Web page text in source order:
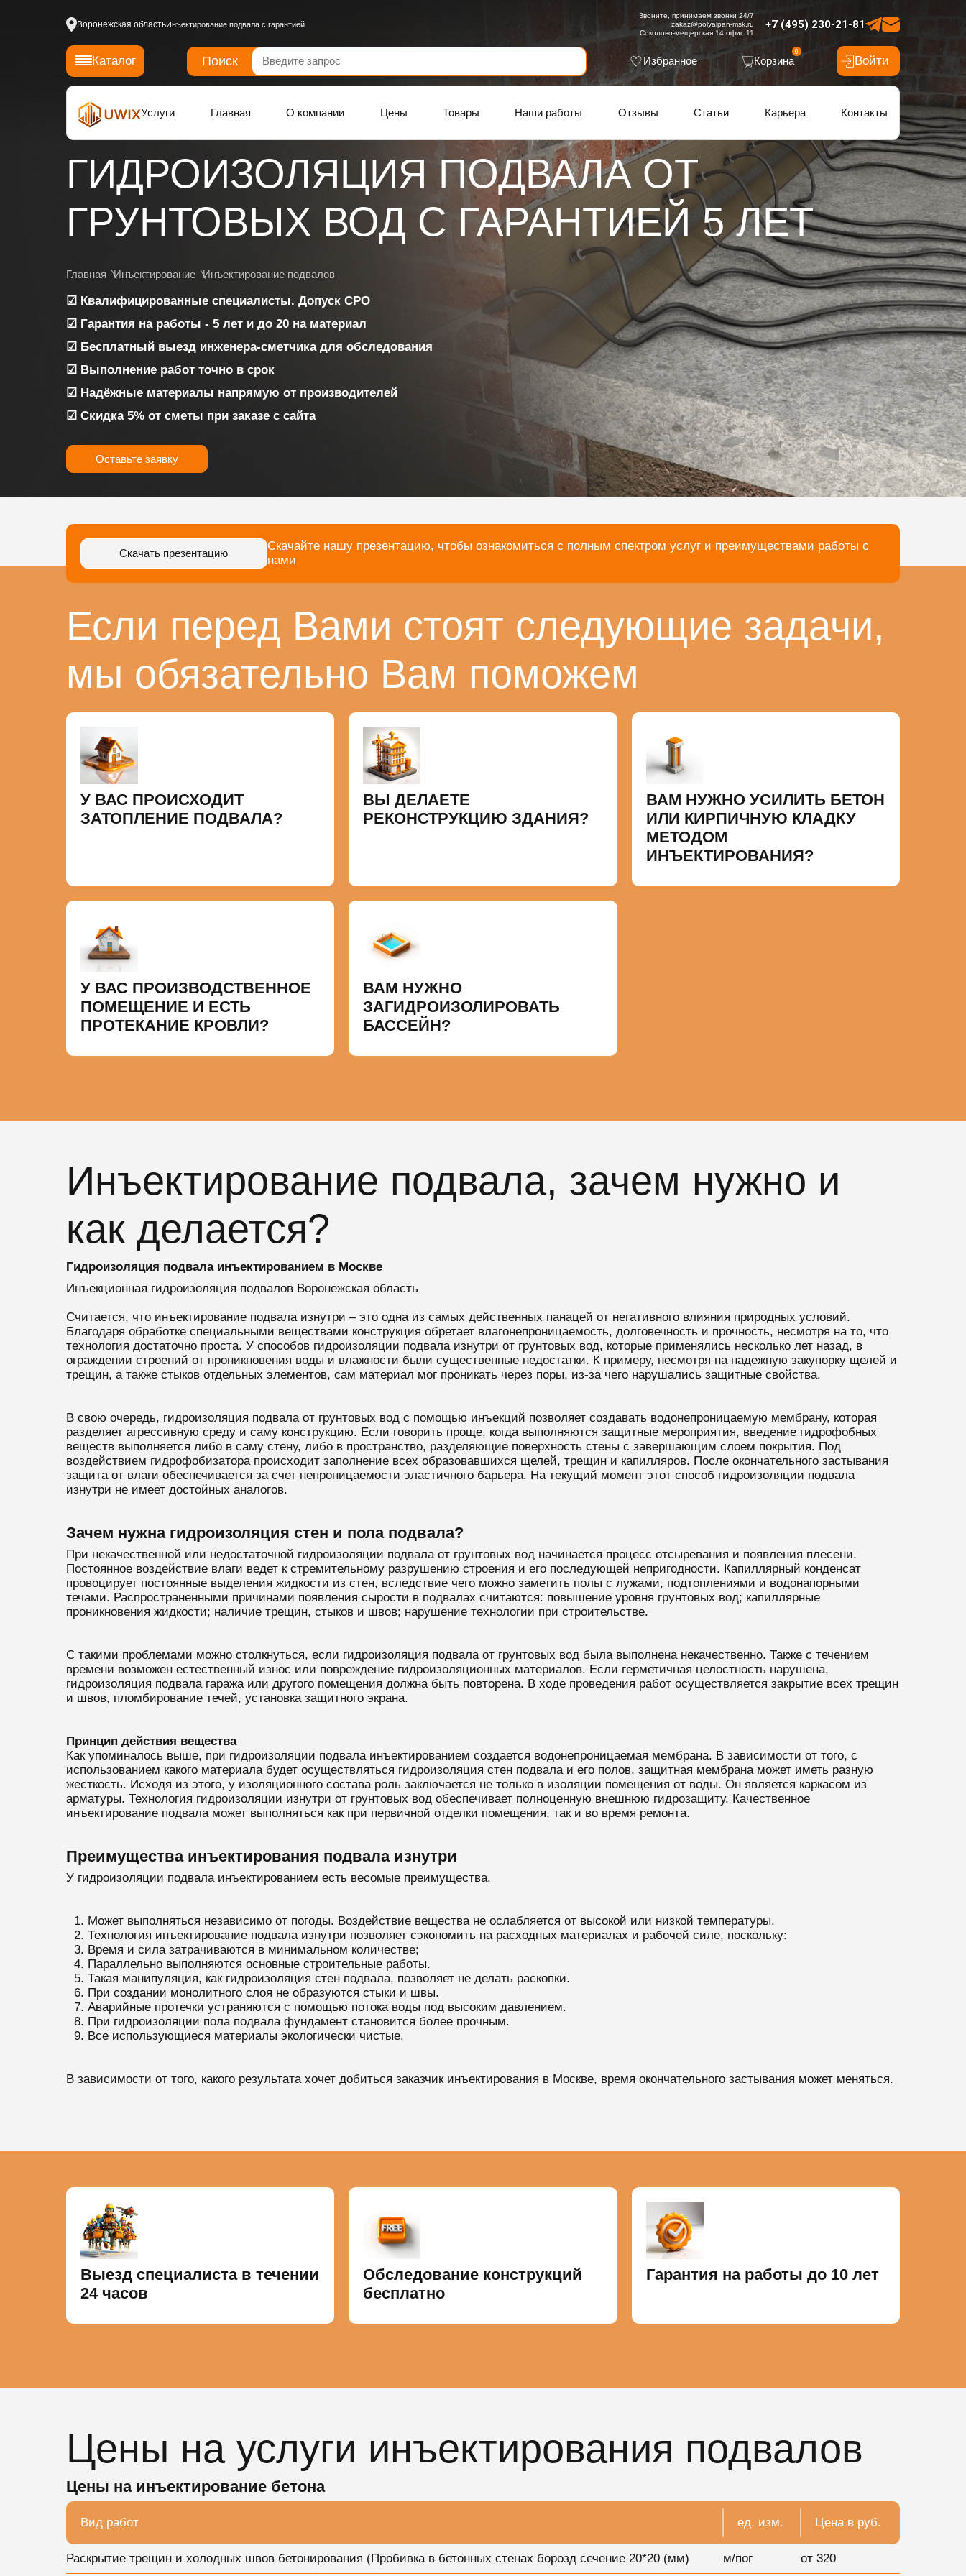
Воронежская областьИнъектирование подвала с гарантией +7 (495) 230-21-81
Звоните, принимаем звонки 24/7
zakaz@polyalpan-msk.ru
Соколово-мещерская 14 офис 11
Каталог Поиск Избранное Корзина
0
Войти
Услуги Главная О компании Цены Товары Наши работы Отзывы Статьи Карьера Контакты
ГИДРОИЗОЛЯЦИЯ ПОДВАЛА ОТ
ГРУНТОВЫХ ВОД C ГАРАНТИЕЙ 5 ЛЕТ
Главная Инъектирование Инъектирование подвалов
☑ Квалифицированные специалисты. Допуск СРО
☑ Гарантия на работы - 5 лет и до 20 на материал
☑ Бесплатный выезд инженера-сметчика для обследования
☑ Выполнение работ точно в срок
☑ Надёжные материалы напрямую от производителей
☑ Скидка 5% от сметы при заказе с сайта
Оставьте заявку
Скачать презентацию
Скачайте нашу презентацию, чтобы ознакомиться с полным спектром услуг и преимуществами работы с
нами
Если перед Вами стоят следующие задачи,
мы обязательно Вам поможем
У ВАС ПРОИСХОДИТ
ЗАТОПЛЕНИЕ ПОДВАЛА?
ВЫ ДЕЛАЕТЕ
РЕКОНСТРУКЦИЮ ЗДАНИЯ?
ВАМ НУЖНО УСИЛИТЬ БЕТОН
ИЛИ КИРПИЧНУЮ КЛАДКУ
МЕТОДОМ
ИНЪЕКТИРОВАНИЯ?
У ВАС ПРОИЗВОДСТВЕННОЕ
ПОМЕЩЕНИЕ И ЕСТЬ
ПРОТЕКАНИЕ КРОВЛИ?
ВАМ НУЖНО
ЗАГИДРОИЗОЛИРОВАТЬ
БАССЕЙН?
Инъектирование подвала, зачем нужно и
как делается?
Гидроизоляция подвала инъектированием в Москве
Инъекционная гидроизоляция подвалов Воронежская область
Считается, что инъектирование подвала изнутри – это одна из самых действенных панацей от негативного влияния природных условий.
Благодаря обработке специальными веществами конструкция обретает влагонепроницаемость, долговечность и прочность, несмотря на то, что
технология достаточно проста. У способов гидроизоляции подвала изнутри от грунтовых вод, которые применялись несколько лет назад, в
ограждении строений от проникновения воды и влажности были существенные недостатки. К примеру, несмотря на надежную закупорку щелей и
трещин, а также стыков отдельных элементов, сам материал мог проникать через поры, из-за чего нарушались защитные свойства.
В свою очередь, гидроизоляция подвала от грунтовых вод с помощью инъекций позволяет создавать водонепроницаемую мембрану, которая
разделяет агрессивную среду и саму конструкцию. Если говорить проще, когда выполняются защитные мероприятия, введение гидрофобных
веществ выполняется либо в саму стену, либо в пространство, разделяющие поверхность стены с завершающим слоем покрытия. Под
воздействием гидрофобизатора происходит заполнение всех образовавшихся щелей, трещин и капилляров. После окончательного застывания
защита от влаги обеспечивается за счет непроницаемости эластичного барьера. На текущий момент этот способ гидроизоляции подвала
изнутри не имеет достойных аналогов.
Зачем нужна гидроизоляция стен и пола подвала?
При некачественной или недостаточной гидроизоляции подвала от грунтовых вод начинается процесс отсыревания и появления плесени.
Постоянное воздействие влаги ведет к стремительному разрушению строения и его последующей непригодности. Капиллярный конденсат
провоцирует постоянные выделения жидкости из стен, вследствие чего можно заметить полы с лужами, подтоплениями и водонапорными
течами. Распространенными причинами появления сырости в подвалах считаются: повышение уровня грунтовых вод; капиллярные
проникновения жидкости; наличие трещин, стыков и швов; нарушение технологии при строительстве.
С такими проблемами можно столкнуться, если гидроизоляция подвала от грунтовых вод была выполнена некачественно. Также с течением
времени возможен естественный износ или повреждение гидроизоляционных материалов. Если герметичная целостность нарушена,
гидроизоляция подвала гаража или другого помещения должна быть повторена. В ходе проведения работ осуществляется закрытие всех трещин
и швов, пломбирование течей, установка защитного экрана.
Принцип действия вещества
Как упоминалось выше, при гидроизоляции подвала инъектированием создается водонепроницаемая мембрана. В зависимости от того, с
использованием какого материала будет осуществляться гидроизоляция стен подвала и его полов, защитная мембрана может иметь разную
жесткость. Исходя из этого, у изоляционного состава роль заключается не только в изоляции помещения от воды. Он является каркасом из
арматуры. Технология гидроизоляции изнутри от грунтовых вод обеспечивает полноценную внешнюю гидрозащиту. Качественное
инъектирование подвала может выполняться как при первичной отделки помещения, так и во время ремонта.
Преимущества инъектирования подвала изнутри
У гидроизоляции подвала инъектированием есть весомые преимущества.
Может выполняться независимо от погоды. Воздействие вещества не ослабляется от высокой или низкой температуры.
Технология инъектирование подвала изнутри позволяет сэкономить на расходных материалах и рабочей силе, поскольку:
Время и сила затрачиваются в минимальном количестве;
Параллельно выполняются основные строительные работы.
Такая манипуляция, как гидроизоляция стен подвала, позволяет не делать раскопки.
При создании монолитного слоя не образуются стыки и швы.
Аварийные протечки устраняются с помощью потока воды под высоким давлением.
При гидроизоляции пола подвала фундамент становится более прочным.
Все использующиеся материалы экологически чистые.
В зависимости от того, какого результата хочет добиться заказчик инъектирования в Москве, время окончательного застывания может меняться.
Выезд специалиста в течении
24 часов
Обследование конструкций
бесплатно
Гарантия на работы до 10 лет
Цены на услуги инъектирования подвалов
Цены на инъектирование бетона
Вид работ ед. изм. Цена в руб.
Раскрытие трещин и холодных швов бетонирования (Пробивка в бетонных стенах борозд сечение 20*20 (мм) м/пог от 320